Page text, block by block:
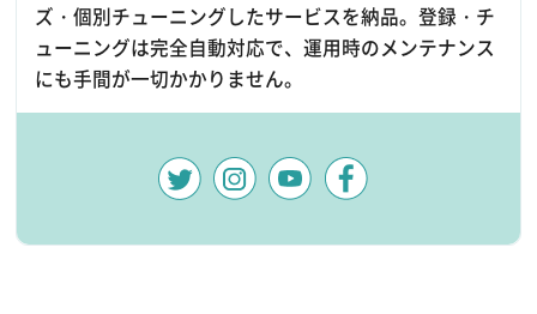
ズ・個別チューニングしたサービスを納品。登録・チ
ューニングは完全自動対応で、運用時のメンテナンス
にも手間が一切かかりません。